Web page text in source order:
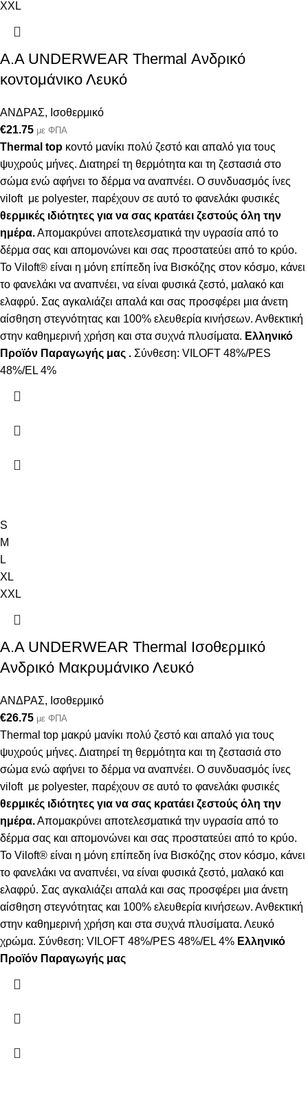
XXL
Α.A UNDERWEAR Thermal Ανδρικό
κοντομάνικο Λευκό
ΑΝΔΡΑΣ, Ισοθερμικό
€21.75 με ΦΠΑ
Thermal top κοντό μανίκι πολύ ζεστό και απαλό για τους
ψυχρούς μήνες. Διατηρεί τη θερμότητα και τη ζεστασιά στο
σώμα ενώ αφήνει το δέρμα να αναπνέει. Ο συνδυασμός ίνες
viloft με polyester, παρέχουν σε αυτό το φανελάκι φυσικές
θερμικές ιδιότητες για να σας κρατάει ζεστούς όλη την
ημέρα.Απομακρύνει αποτελεσματικά την υγρασία από το
δέρμα σας και απομονώνει και σας προστατεύει από το κρύο.
Το Viloft® είναι η μόνη επίπεδη ίνα Βισκόζης στον κόσμο, κάνει
το φανελάκι να αναπνέει, να είναι φυσικά ζεστό, μαλακό και
ελαφρύ. Σας αγκαλιάζει απαλά και σας προσφέρει μια άνετη
αίσθηση στεγνότητας και 100% ελευθερία κινήσεων. Ανθεκτική
στην καθημερινή χρήση και στα συχνά πλυσίματα. Ελληνικό
Προϊόν Παραγωγής μας . Σύνθεση: VILOFT 48%/PES
48%/EL 4%
S
M
L
XL
XXL
Α.A UNDERWEAR Thermal Ισοθερμικό
Ανδρικό Μακρυμάνικο Λευκό
ΑΝΔΡΑΣ, Ισοθερμικό
€26.75 με ΦΠΑ
Thermal top μακρύ μανίκι πολύ ζεστό και απαλό για τους
ψυχρούς μήνες. Διατηρεί τη θερμότητα και τη ζεστασιά στο
σώμα ενώ αφήνει το δέρμα να αναπνέει. Ο συνδυασμός ίνες
viloft με polyester, παρέχουν σε αυτό το φανελάκι φυσικές
θερμικές ιδιότητες για να σας κρατάει ζεστούς όλη την
ημέρα.Απομακρύνει αποτελεσματικά την υγρασία από το
δέρμα σας και απομονώνει και σας προστατεύει από το κρύο.
Το Viloft® είναι η μόνη επίπεδη ίνα Βισκόζης στον κόσμο, κάνει
το φανελάκι να αναπνέει, να είναι φυσικά ζεστό, μαλακό και
ελαφρύ. Σας αγκαλιάζει απαλά και σας προσφέρει μια άνετη
αίσθηση στεγνότητας και 100% ελευθερία κινήσεων. Ανθεκτική
στην καθημερινή χρήση και στα συχνά πλυσίματα. Λευκό
χρώμα. Σύνθεση: VILOFT 48%/PES 48%/EL 4% Ελληνικό
Προϊόν Παραγωγής μας